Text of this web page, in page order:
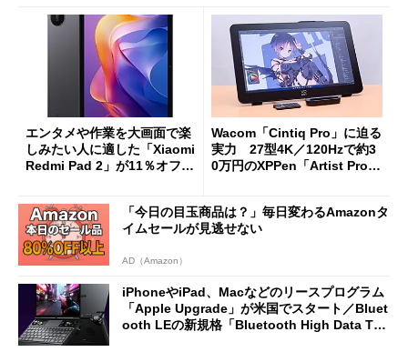
エンタメや作業を大画面で楽
しみたい人に適した「Xiaomi
Redmi Pad 2」が11％オフの
Wacom「Cintiq Pro」に迫る
実力 27型4K／120Hzで約3
0万円のXPPen「Artist Pro 2
「今日の目玉商品は？」毎日変わるAmazonタ
イムセールが見逃せない
AD（Amazon）
iPhoneやiPad、Macなどのリースプログラム
「Apple Upgrade」が米国でスタート／Bluet
ooth LEの新規格「Bluetooth High Data Thr